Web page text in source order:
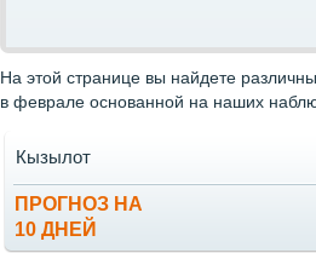
На этой странице вы найдете
в феврале основанной на наших
ПРОГНОЗ НА
10 ДНЕЙ
Кызылот